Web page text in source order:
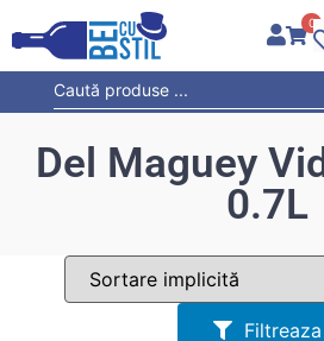
0
Del Maguey
0.7L
Filtreaza